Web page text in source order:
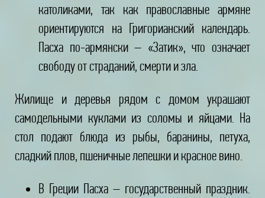
католиками, так как православные армяне
ориентируются на Григорианский календарь.
Пасха по-армянски – «Затик», что означает
свободу от страданий, смерти и зла.
Жилище и деревья рядом с домом украшают
самодельными куклами из соломы и яйцами. На
стол подают блюда из рыбы, баранины, петуха,
сладкий плов, пшеничные лепешки и красное вино.
В Греции Пасха – государственный праздник.